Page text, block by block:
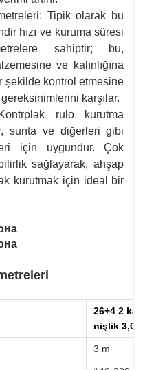
Tipik olarak bu
hızı ve kuruma süresi
sahiptir; bu,
ve kalınlığına
şekilde kontrol etmesine
karşılar.
rulo kurutma
sunta ve diğerleri gibi
için uygundur. Çok
sağlayarak, ahşap
kurutmak için ideal bir
26+4 2 kat
nişlik 3,0
3 m